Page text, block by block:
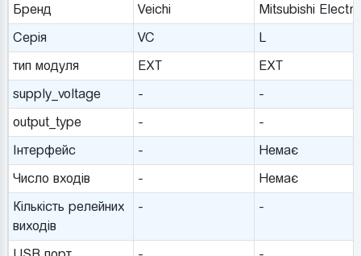
Бренд Veichi
Mitsubishi
Серія
VC
L
тип модуля
EXT
EXT
supply_voltage
-
-
output_type
-
-
Інтерфейс
-
Немає
Число входів
-
Немає
Кількість релейних
виходів
- -